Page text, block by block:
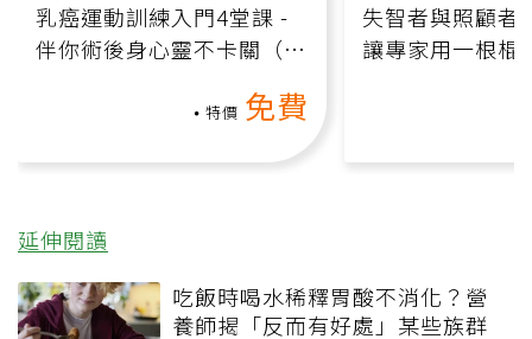
乳癌運動訓練入門4堂課 -
伴你術後身心靈不卡關（線
特價 免費
失智者與照顧者
讓專家用一根棍
延伸閱讀
吃飯時喝水稀釋胃酸不消化？營
養師揭「反而有好處」某些族群